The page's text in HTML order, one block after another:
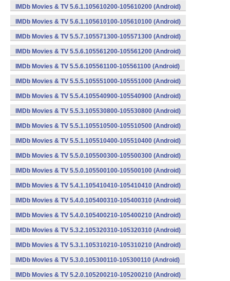
IMDb Movies & TV 5.6.1.105610200-105610200 (Android)
IMDb Movies & TV 5.6.1.105610100-105610100 (Android)
IMDb Movies & TV 5.5.7.105571300-105571300 (Android)
IMDb Movies & TV 5.5.6.105561200-105561200 (Android)
IMDb Movies & TV 5.5.6.105561100-105561100 (Android)
IMDb Movies & TV 5.5.5.105551000-105551000 (Android)
IMDb Movies & TV 5.5.4.105540900-105540900 (Android)
IMDb Movies & TV 5.5.3.105530800-105530800 (Android)
IMDb Movies & TV 5.5.1.105510500-105510500 (Android)
IMDb Movies & TV 5.5.1.105510400-105510400 (Android)
IMDb Movies & TV 5.5.0.105500300-105500300 (Android)
IMDb Movies & TV 5.5.0.105500100-105500100 (Android)
IMDb Movies & TV 5.4.1.105410410-105410410 (Android)
IMDb Movies & TV 5.4.0.105400310-105400310 (Android)
IMDb Movies & TV 5.4.0.105400210-105400210 (Android)
IMDb Movies & TV 5.3.2.105320310-105320310 (Android)
IMDb Movies & TV 5.3.1.105310210-105310210 (Android)
IMDb Movies & TV 5.3.0.105300110-105300110 (Android)
IMDb Movies & TV 5.2.0.105200210-105200210 (Android)